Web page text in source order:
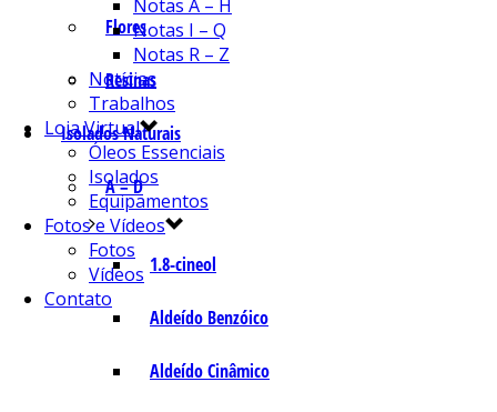
Flores
Resinas
Isolados Naturais
A – D
1.8-cineol
Aldeído Benzóico
Aldeído Cinâmico
Notas A – H
Notas I – Q
Notas R – Z
Notícias
Trabalhos
Loja Virtual
Óleos Essenciais
Isolados
Equipamentos
Fotos e Vídeos
Fotos
Vídeos
Contato